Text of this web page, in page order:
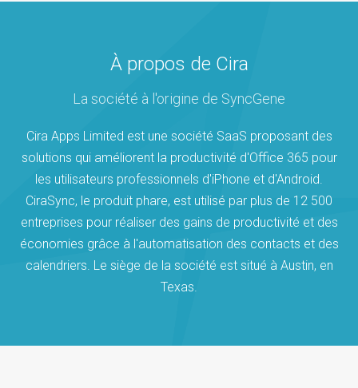
À propos de Cira
La société à l'origine de SyncGene
Cira Apps Limited est une société SaaS proposant des
solutions qui améliorent la productivité d'Office 365 pour
les utilisateurs professionnels d'iPhone et d'Android.
CiraSync, le produit phare, est utilisé par plus de 12 500
entreprises pour réaliser des gains de productivité et des
économies grâce à l'automatisation des contacts et des
calendriers. Le siège de la société est situé à Austin, en
Texas.